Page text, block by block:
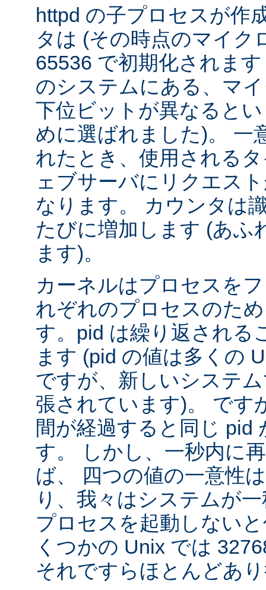
httpd の子プロセスが作
タは (その時点のマイク
65536 で初期化されま
のシステムにある、マ
下位ビットが異なると
めに選ばれました)。 一
れたとき、使用される
ェブサーバにリクエス
なります。 カウンタは
たびに増加します (あふ
ます)。
カーネルはプロセスを
れぞれのプロセスのた
す。pid は繰り返される
ます (pid の値は多くの
ですが、新しいシステ
張されています)。 です
間が経過すると同じ pid
す。 しかし、一秒内に
ば、 四つの値の一意性
り、我々はシステムが
プロセスを起動しない
くつかの Unix では
それですらほとんどあ